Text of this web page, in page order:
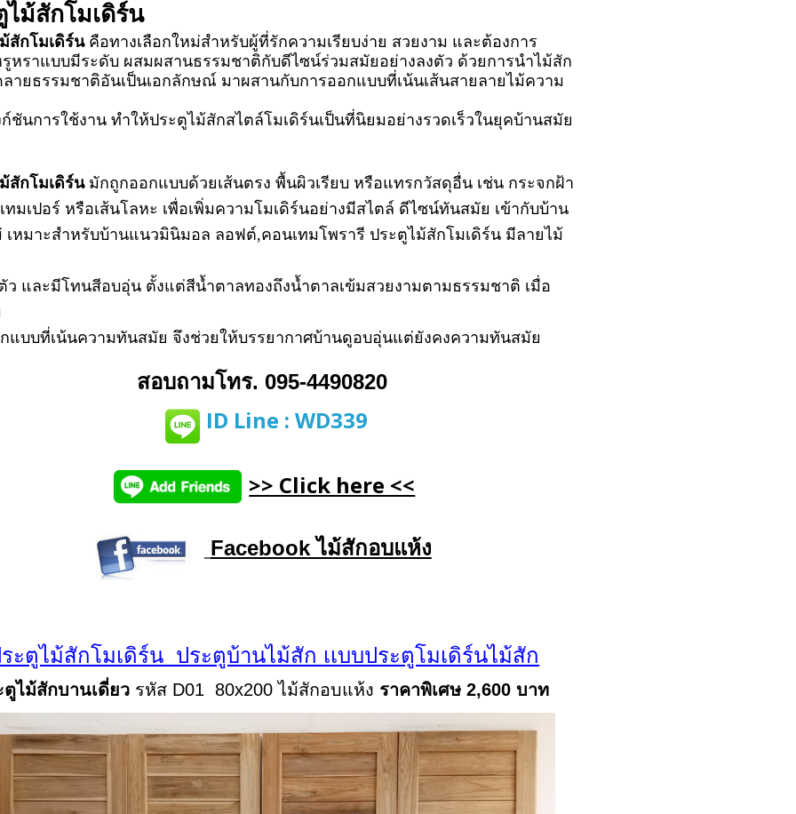
ไม้สักโมเดิร์น
สักโมเดิร์นคือทางเลือกใหม่สำหรับผู้ที่รักความเรียบง่าย สวยงาม และต้องการ
หราแบบมีระดับ ผสมผสานธรรมชาติกับดีไซน์ร่วมสมัยอย่างลงตัว ด้วยการนำไม้สัก
ายธรรมชาติอันเป็นเอกลักษณ์ มาผสานกับการออกแบบที่เน้นเส้นสายลายไม้ความ
ชันการใช้งาน ทำให้ประตูไม้สักสไตล์โมเดิร์นเป็นที่นิยมอย่างรวดเร็วในยุคบ้านสมัย
สักโมเดิร์นมักถูกออกแบบด้วยเส้นตรง พื้นผิวเรียบ หรือแทรกวัสดุอื่น เช่น กระจกฝ้า
ทมเปอร์ หรือเส้นโลหะ เพื่อเพิ่มความโมเดิร์นอย่างมีสไตล์ ดีไซน์ทันสมัย เข้ากับบ้าน
เหมาะสำหรับบ้านแนวมินิมอล ลอฟต์,คอนเทมโพรารี ประตูไม้สักโมเดิร์น มีลายไม้
ว และมีโทนสีอบอุ่น ตั้งแต่สีน้ำตาลทองถึงน้ำตาลเข้มสวยงามตามธรรมชาติ เมื่อ
แบบที่เน้นความทันสมัย จึงช่วยให้บรรยากาศบ้านดูอบอุ่นแต่ยังคงความทันสมัย
สอบถามโทร. 095-4490820
ID Line : WD339
>> Click here <<
Facebook ไม้สักอบแห้ง
ะตูไม้สักโมเดิร์น ประตูบ้านไม้สัก เเบบประตูโมเดิร์นไม้สัก
ตูไม้สักบานเดี่ยว รหัส D01 80x200 ไม้สักอบแห้ง ราคาพิเศษ 2,600 บาท